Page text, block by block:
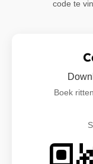
code te
Boek